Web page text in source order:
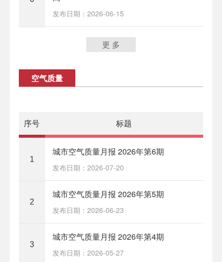
发布日期：2026-06-15
更 多
空气质量
序号 标题
1
城市空气质量月报 2026年第6期
发布日期：2026-07-20
2
城市空气质量月报 2026年第5期
发布日期：2026-06-23
3
城市空气质量月报 2026年第4期
发布日期：2026-05-27